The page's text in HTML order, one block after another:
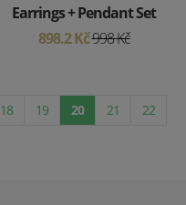
Earrings + Pendant Set
898.2 Kč998 Kč
18 19 20 21 22